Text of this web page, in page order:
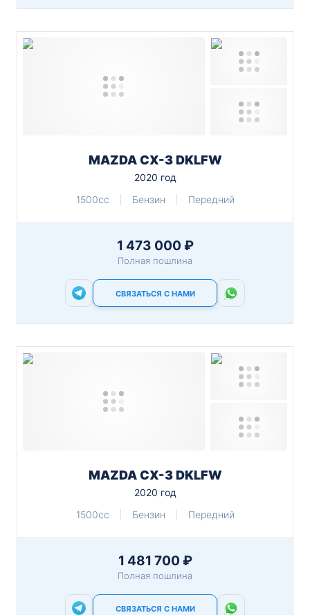
MAZDA CX-3 DKLFW
2020 год
1500cc
Бензин Передний
1 473 000 ₽
Полная пошлина
СВЯЗАТЬСЯ С НАМИ
MAZDA CX-3 DKLFW
2020 год
1500cc
Бензин Передний
1 481 700 ₽
Полная пошлина
СВЯЗАТЬСЯ С НАМИ